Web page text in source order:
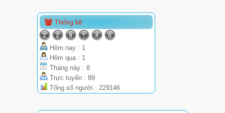
Thống kê
Hôm nay : 1
Hôm qua : 1
Tháng này : 8
Trực tuyến : 89
Tổng số người : 229146